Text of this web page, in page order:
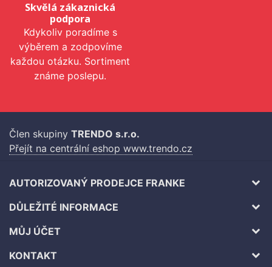
Skvělá zákaznická
podpora
Kdykoliv poradíme s
výběrem a zodpovíme
každou otázku. Sortiment
známe poslepu.
Člen skupiny TRENDO s.r.o.
Přejít na centrální eshop www.trendo.cz
AUTORIZOVANÝ PRODEJCE FRANKE
DŮLEŽITÉ INFORMACE
MŮJ ÚČET
KONTAKT